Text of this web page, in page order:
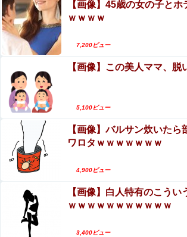
【画像】45歳の女の子と
ｗｗｗｗ
7,200ビュー
【画像】この美人ママ、脱
5,100ビュー
【画像】バルサン炊いたら
ワロタｗｗｗｗｗｗｗ
4,900ビュー
【画像】白人特有のこうい
ｗｗｗｗｗｗｗｗｗｗｗ
3,400ビュー